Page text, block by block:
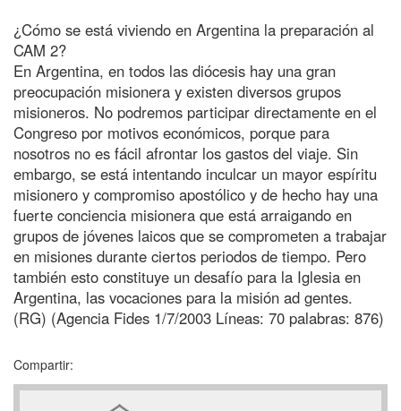
¿Cómo se está viviendo en Argentina la preparación al
CAM 2?
En Argentina, en todos las diócesis hay una gran
preocupación misionera y existen diversos grupos
misioneros. No podremos participar directamente en el
Congreso por motivos económicos, porque para
nosotros no es fácil afrontar los gastos del viaje. Sin
embargo, se está intentando inculcar un mayor espíritu
misionero y compromiso apostólico y de hecho hay una
fuerte conciencia misionera que está arraigando en
grupos de jóvenes laicos que se comprometen a trabajar
en misiones durante ciertos periodos de tiempo. Pero
también esto constituye un desafío para la Iglesia en
Argentina, las vocaciones para la misión ad gentes.
(RG) (Agencia Fides 1/7/2003 Líneas: 70 palabras: 876)
Compartir: